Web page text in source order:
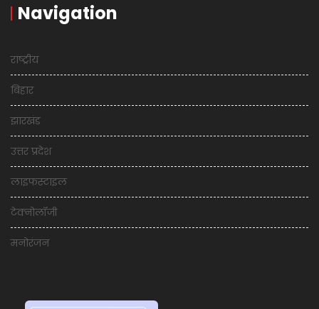
Navigation
राष्ट्रीय
बिहार
झारखंड
उत्तर प्रदेश
लाइफस्टाइल
टेक्नोलॉजी
मनोरंजन